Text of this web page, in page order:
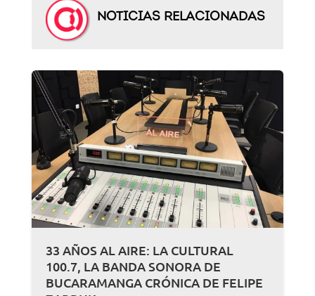
NOTICIAS RELACIONADAS
33 AÑOS AL AIRE: LA CULTURAL
100.7, LA BANDA SONORA DE
BUCARAMANGA CRÓNICA DE FELIPE